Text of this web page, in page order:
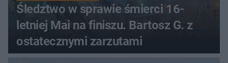
Śledztwo w sprawie śmierci 16-
letniej Mai na finiszu. Bartosz G. z
ostatecznymi zarzutami